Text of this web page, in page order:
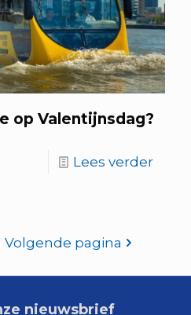
op Valentijnsdag?
Lees verder
Volgende pagina
nieuwsbrief